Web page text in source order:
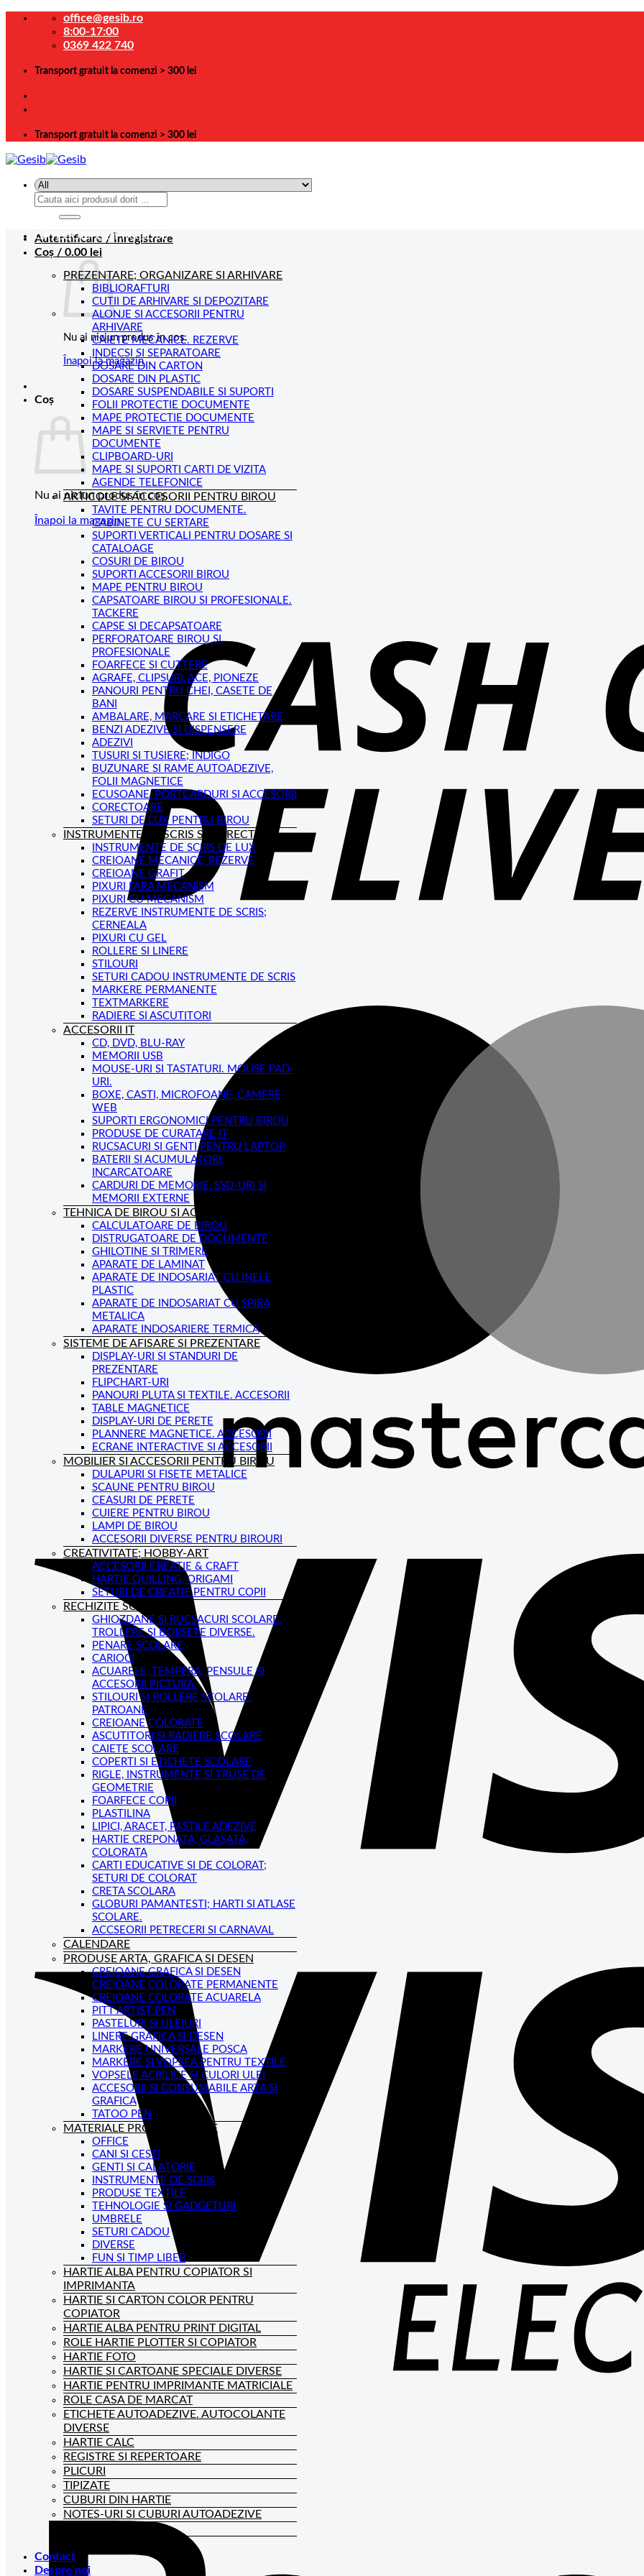
Skip
office@gesib.ro
8:00-17:00
0369 422 740
Transport gratuit la comenzi > 300 lei
Transport gratuit la comenzi > 300 lei
Caută
Autentificare / Înregistrare
Coș / 0.00 lei
Nu ai niciun produs în coș.
Înapoi la magazin
Coș
Nu ai niciun produs în coș.
Înapoi la magazin
CATEGORII DE PRODUSE
PREZENTARE; ORGANIZARE SI ARHIVARE
BIBLIORAFTURI
CUTII DE ARHIVARE SI DEPOZITARE
ALONJE SI ACCESORII PENTRU
ARHIVARE
CAIETE MECANICE. REZERVE
INDECSI SI SEPARATOARE
DOSARE DIN CARTON
DOSARE DIN PLASTIC
DOSARE SUSPENDABILE SI SUPORTI
FOLII PROTECTIE DOCUMENTE
MAPE PROTECTIE DOCUMENTE
MAPE SI SERVIETE PENTRU
DOCUMENTE
CLIPBOARD-URI
MAPE SI SUPORTI CARTI DE VIZITA
AGENDE TELEFONICE
ARTICOLE SI ACCESORII PENTRU BIROU
TAVITE PENTRU DOCUMENTE.
CABINETE CU SERTARE
SUPORTI VERTICALI PENTRU DOSARE SI
CATALOAGE
COSURI DE BIROU
SUPORTI ACCESORII BIROU
MAPE PENTRU BIROU
CAPSATOARE BIROU SI PROFESIONALE.
TACKERE
CAPSE SI DECAPSATOARE
PERFORATOARE BIROU SI
PROFESIONALE
FOARFECE SI CUTTERE
AGRAFE, CLIPSURI, ACE, PIONEZE
PANOURI PENTRU CHEI, CASETE DE
BANI
AMBALARE, MARCARE SI ETICHETARE
BENZI ADEZIVE SI DISPENSERE
ADEZIVI
TUSURI SI TUSIERE; INDIGO
BUZUNARE SI RAME AUTOADEZIVE,
FOLII MAGNETICE
ECUSOANE, PORTCARDURI SI ACCESORII
CORECTOARE
SETURI DE LUX PENTRU BIROU
INSTRUMENTE DE SCRIS SI CORECTAT
INSTRUMENTE DE SCRIS DE LUX
CREIOANE MECANICE, REZERVE
CREIOANE GRAFIT
PIXURI FARA MECANISM
PIXURI CU MECANISM
REZERVE INSTRUMENTE DE SCRIS;
CERNEALA
PIXURI CU GEL
ROLLERE SI LINERE
STILOURI
SETURI CADOU INSTRUMENTE DE SCRIS
MARKERE PERMANENTE
TEXTMARKERE
RADIERE SI ASCUTITORI
ACCESORII IT
CD, DVD, BLU-RAY
MEMORII USB
MOUSE-URI SI TASTATURI. MOUSE PAD-
URI.
BOXE, CASTI, MICROFOANE, CAMERE
WEB
SUPORTI ERGONOMICI PENTRU BIROU
PRODUSE DE CURATARE IT
RUCSACURI SI GENTI PENTRU LAPTOP
BATERII SI ACUMULATORI,
INCARCATOARE
CARDURI DE MEMORIE, SSD-URI SI
MEMORII EXTERNE
TEHNICA DE BIROU SI ACCESORII
CALCULATOARE DE BIROU
DISTRUGATOARE DE DOCUMENTE
GHILOTINE SI TRIMERE
APARATE DE LAMINAT
APARATE DE INDOSARIAT CU INELE
PLASTIC
APARATE DE INDOSARIAT CU SPIRA
METALICA
APARATE INDOSARIERE TERMICA
SISTEME DE AFISARE SI PREZENTARE
DISPLAY-URI SI STANDURI DE
PREZENTARE
FLIPCHART-URI
PANOURI PLUTA SI TEXTILE. ACCESORII
TABLE MAGNETICE
DISPLAY-URI DE PERETE
PLANNERE MAGNETICE. ACCESORII
ECRANE INTERACTIVE SI ACCESORII
MOBILIER SI ACCESORII PENTRU BIROU
DULAPURI SI FISETE METALICE
SCAUNE PENTRU BIROU
CEASURI DE PERETE
CUIERE PENTRU BIROU
LAMPI DE BIROU
ACCESORII DIVERSE PENTRU BIROURI
CREATIVITATE; HOBBY-ART
ACCESORII CREATIE & CRAFT
HARTIE QUILLING, ORIGAMI
SETURI DE CREATIE PENTRU COPII
RECHIZITE SCOLARE
GHIOZDANE SI RUCSACURI SCOLARE.
TROLLERE SI BORSETE DIVERSE.
PENARE SCOLARE
CARIOCI
ACUARELE, TEMPERA, PENSULE SI
ACCESORII PICTURA.
STILOURI SI ROLLERE SCOLARE.
PATROANE
CREIOANE COLORATE
ASCUTITORI SI RADIERE SCOLARE
CAIETE SCOLARE
COPERTI SI ETICHETE SCOLARE
RIGLE, INSTRUMENTE SI TRUSE DE
GEOMETRIE
FOARFECE COPII
PLASTILINA
LIPICI, ARACET, PASTILE ADEZIVE
HARTIE CREPONATA, GLASATA,
COLORATA
CARTI EDUCATIVE SI DE COLORAT;
SETURI DE COLORAT
CRETA SCOLARA
GLOBURI PAMANTESTI; HARTI SI ATLASE
SCOLARE.
ACCSEORII PETRECERI SI CARNAVAL
CALENDARE
PRODUSE ARTA, GRAFICA SI DESEN
CREIOANE GRAFICA SI DESEN
CREIOANE COLORATE PERMANENTE
CREIOANE COLORATE ACUARELA
PITT ARTIST PEN
PASTELURI SI ULEIURI
LINERE GRAFICA SI DESEN
MARKERE UNIVERSALE POSCA
MARKERE SI VOPSEA PENTRU TEXTILE
VOPSELE ACRILICE SI CULORI ULEI
ACCESORII SI CONSUMABILE ARTA SI
GRAFICA
TATOO PEN
MATERIALE PROMOTIONALE
OFFICE
CANI SI CESTI
GENTI SI CALATORIE
INSTRUMENTE DE SCRIS
PRODUSE TEXTILE
TEHNOLOGIE SI GADGETURI
UMBRELE
SETURI CADOU
DIVERSE
FUN SI TIMP LIBER
HARTIE ALBA PENTRU COPIATOR SI
IMPRIMANTA
HARTIE SI CARTON COLOR PENTRU
COPIATOR
HARTIE ALBA PENTRU PRINT DIGITAL
ROLE HARTIE PLOTTER SI COPIATOR
HARTIE FOTO
HARTIE SI CARTOANE SPECIALE DIVERSE
HARTIE PENTRU IMPRIMANTE MATRICIALE
ROLE CASA DE MARCAT
ETICHETE AUTOADEZIVE. AUTOCOLANTE
DIVERSE
HARTIE CALC
REGISTRE SI REPERTOARE
PLICURI
TIPIZATE
CUBURI DIN HARTIE
NOTES-URI SI CUBURI AUTOADEZIVE
Contact
Despre noi